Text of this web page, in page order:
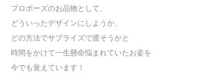
プロポーズのお品物として、
どういったデザインにしようか、
どの方法でサプライズで渡そうかと
時間をかけて一生懸命悩まれていたお姿を
今でも覚えています！